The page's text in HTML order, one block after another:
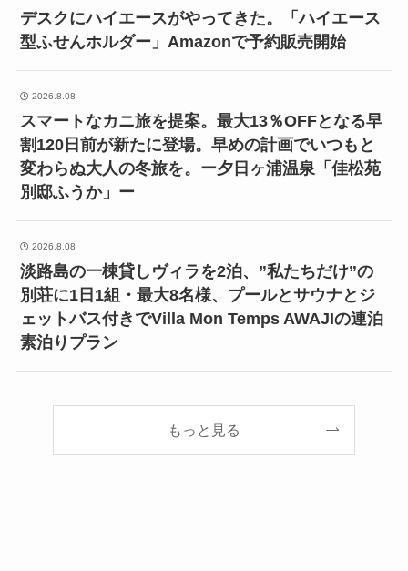
デスクにハイエースがやってきた。「ハイエース
型ふせんホルダー」Amazonで予約販売開始
2026.8.08
スマートなカニ旅を提案。最大13％OFFとなる早
割120日前が新たに登場。早めの計画でいつもと
変わらぬ大人の冬旅を。ー夕日ヶ浦温泉「佳松苑
別邸ふうか」ー
2026.8.08
淡路島の一棟貸しヴィラを2泊、”私たちだけ”の
別荘に1日1組・最大8名様、プールとサウナとジ
ェットバス付きでVilla Mon Temps AWAJIの連泊
素泊りプラン
もっと見る